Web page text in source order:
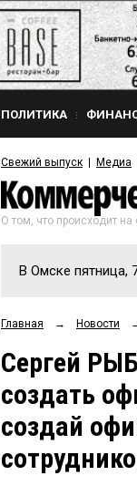
ПОЛИТИКА
Свежий выпуск Медиа
О том, что происходит
В Омске пятница,
Главная → Новости
Сергей
создать
создай